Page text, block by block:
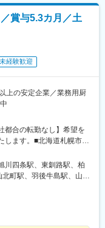
(愛知県)、高畑駅、梅坪
原本町駅、広小路駅(三
、栄町駅(富山県)、大阪
藤森駅、新田辺駅、桃山
駅、岡山駅、本通駅、文
、永田町駅、府中競馬正
松駅、西鉄福岡駅、大阪
子駅、上沢駅、西川緑道
県立美術館通駅
、西八王子駅、狭間駅、
ケ丘駅(東京都)、花小金
塚駅、相模原駅、古淵
原駅、秦野駅、港南台
駅、八事駅、杁ケ池公
、尾張一宮駅、開明駅、
沼津駅、本吉原駅、新静
自動車学校前駅、富士
富田駅(三重県)、久居駅、
河端駅、宇野気駅、野々
駅、新富山口駅、稲荷町
新高岡駅、京橋駅(大阪
、天王寺駅前駅、ＪＲ総
屋川市駅、長尾駅(大阪
内天美駅、北花田駅、岡
草津駅(滋賀県)、十条駅
、長田駅(神戸市営)、西明
賞与5.3カ月／土
経験歓迎
上の安定企業／業務用厨
都合の転勤なし】希望を
します。■北海道札幌市／
城県／青森県／岩手県／
区・台東区・中野区・八
・船橋市）／神奈川県
・浜松市）／愛知県（名
県／新潟県／長野県
川四条駅、東釧路駅、柏
町駅、羽後牛島駅、山形
下駅、柏駅、新御徒町
街道駅、上大岡駅、元住